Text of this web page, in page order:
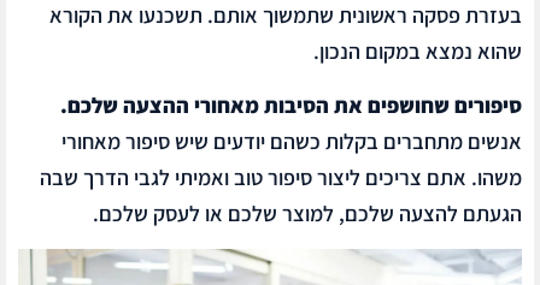
בעזרת פסקה ראשונית שתמשוך אותם. תשכנעו את הקורא
שהוא נמצא במקום הנכון.
סיפורים שחושפים את הסיבות מאחורי ההצעה שלכם.
אנשים מתחברים בקלות כשהם יודעים שיש סיפור מאחורי
משהו. אתם צריכים ליצור סיפור טוב ואמיתי לגבי הדרך שבה
הגעתם להצעה שלכם, למוצר שלכם או לעסק שלכם.